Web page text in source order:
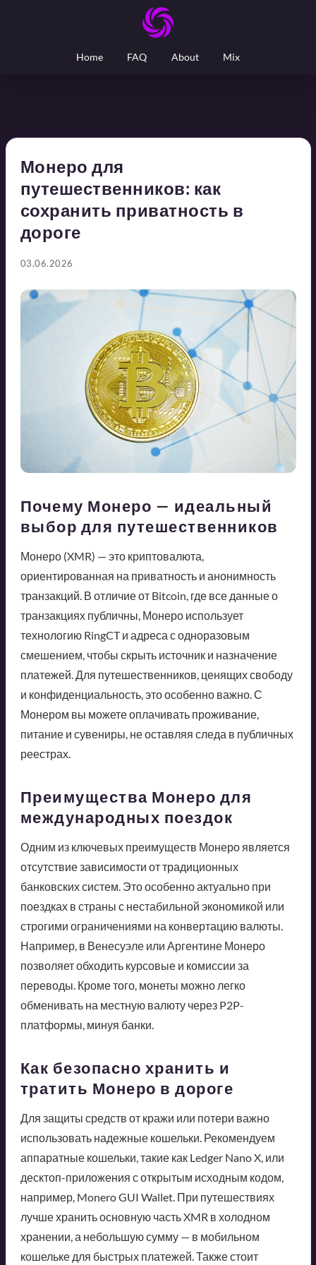
Home FAQ About Mix
Монеро для
путешественников: как
сохранить приватность в
дороге
03.06.2026
Почему Монеро — идеальный
выбор для путешественников
Монеро (XMR) — это криптовалюта,
ориентированная на приватность и анонимность
транзакций. В отличие от Bitcoin, где все данные о
транзакциях публичны, Монеро использует
технологию RingCT и адреса с одноразовым
смешением, чтобы скрыть источник и назначение
платежей. Для путешественников, ценящих свободу
и конфиденциальность, это особенно важно. С
Монером вы можете оплачивать проживание,
питание и сувениры, не оставляя следа в публичных
реестрах.
Преимущества Монеро для
международных поездок
Одним из ключевых преимуществ Монеро является
отсутствие зависимости от традиционных
банковских систем. Это особенно актуально при
поездках в страны с нестабильной экономикой или
строгими ограничениями на конвертацию валюты.
Например, в Венесуэле или Аргентине Монеро
позволяет обходить курсовые и комиссии за
переводы. Кроме того, монеты можно легко
обменивать на местную валюту через P2P-
платформы, минуя банки.
Как безопасно хранить и
тратить Монеро в дороге
Для защиты средств от кражи или потери важно
использовать надежные кошельки. Рекомендуем
аппаратные кошельки, такие как Ledger Nano X, или
десктоп-приложения с открытым исходным кодом,
например, Monero GUI Wallet. При путешествиях
лучше хранить основную часть XMR в холодном
хранении, а небольшую сумму — в мобильном
кошельке для быстрых платежей. Также стоит